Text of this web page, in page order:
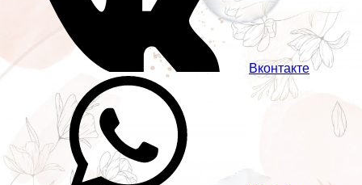
Вконтакте